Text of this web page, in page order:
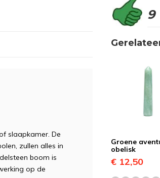
9
slaapkamer. De
zullen alles in
boom is
op de
Groene
obelisk
€ 12,50